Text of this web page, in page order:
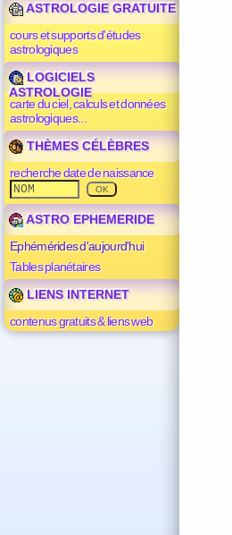
ASTROLOGIE GRATUITE
cours et supports d'études
astrologiques
LOGICIELS
ASTROLOGIE
carte du ciel, calculs et données
astrologiques...
THÈMES CÉLÈBRES
recherche date de naissance
ASTRO EPHEMERIDE
Ephémérides d'aujourd'hui
Tables planétaires
LIENS INTERNET
contenus gratuits & liens web